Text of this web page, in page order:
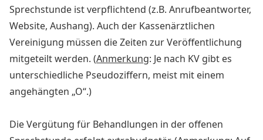
Sprechstunde ist verpflichtend (z.B. Anrufbeantworter,
Website, Aushang). Auch der Kassenärztlichen
Vereinigung müssen die Zeiten zur Veröffentlichung
mitgeteilt werden. (Anmerkung: Je nach KV gibt es
unterschiedliche Pseudoziffern, meist mit einem
angehängten „O“.)
Die Vergütung für Behandlungen in der offenen